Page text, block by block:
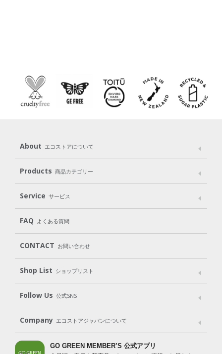
About エコストアについて
メッセージ ブランドストーリー
パッケージへのこだわり
動物実験をしない
Products 商品カテゴリー
Laundry
Cleaning Baby Kids
Body（ボディ） Hair（ヘア） Oral care（オーラルケア）
Goods （グッズ）
Gift set
Service サービス
User Guide
Subscription（定期便）
FAQ よくある質問
CONTACT お問い合わせ
Shop List ショップリスト
Shop List
Follow Us 公式SNS
LINE＠ Instagram Facebook
Company エコストアジャパンについて
会社案内 ご利用規約 プライバシーポリシー
GO GREEN MEMBER’S 公式アプリ